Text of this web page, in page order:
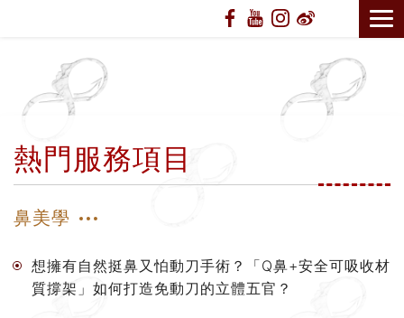
熱門服務項目
鼻美學
想擁有自然挺鼻又怕動刀手術？「Q鼻+安全可吸收材
質撐架」如何打造免動刀的立體五官？